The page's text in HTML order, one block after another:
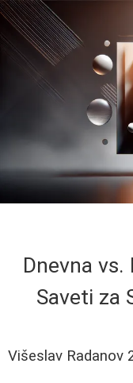
Dnevna vs.
Saveti za
Višeslav Radanov